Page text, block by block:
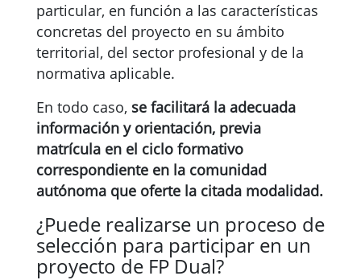
particular, en función a las características
concretas del proyecto en su ámbito
territorial, del sector profesional y de la
normativa aplicable.
En todo caso, se facilitará la adecuada
información y orientación, previa
matrícula en el ciclo formativo
correspondiente en la comunidad
autónoma que oferte la citada modalidad.
¿Puede realizarse un proceso de
selección para participar en un
proyecto de FP Dual?